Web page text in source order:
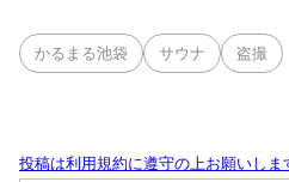
かるまる池袋 サウナ 盗撮